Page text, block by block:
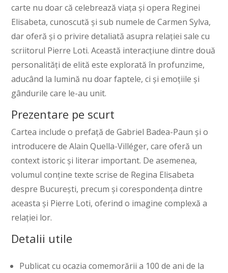
carte nu doar că celebrează viața și opera Reginei
Elisabeta, cunoscută și sub numele de Carmen Sylva,
dar oferă și o privire detaliată asupra relației sale cu
scriitorul Pierre Loti. Această interacțiune dintre două
personalități de elită este explorată în profunzime,
aducând la lumină nu doar faptele, ci și emoțiile și
gândurile care le-au unit.
Prezentare pe scurt
Cartea include o prefață de Gabriel Badea-Paun și o
introducere de Alain Quella-Villéger, care oferă un
context istoric și literar important. De asemenea,
volumul conține texte scrise de Regina Elisabeta
despre București, precum și corespondența dintre
aceasta și Pierre Loti, oferind o imagine complexă a
relației lor.
Detalii utile
Publicat cu ocazia comemorării a 100 de ani de la